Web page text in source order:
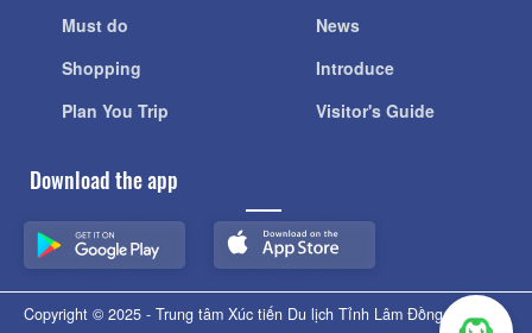
Must do
Shopping
Plan You Trip
News
Introduce
Visitor's Guide
Download the app
Copyright © 2025 - Trung tâm Xúc tiến Du lịch Tỉnh Lâm Đồng